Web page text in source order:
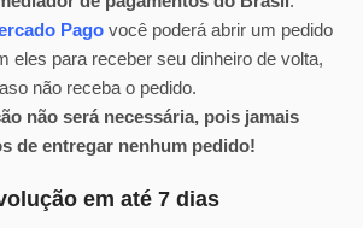
Pago você poderá abrir um pedido
eles para receber seu dinheiro de volta,
não receba o pedido.
não será necessária, pois jamais
de entregar nenhum pedido!
em até 7 dias